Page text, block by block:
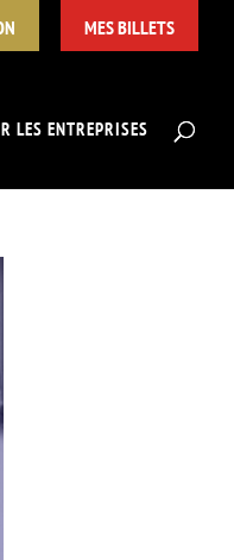
MES BILLETS
LES ENTREPRISES